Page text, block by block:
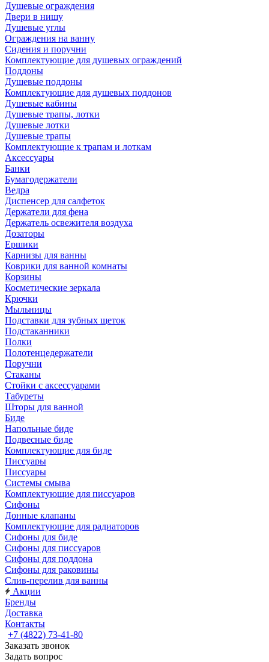
Душевые ограждения
Двери в нишу
Душевые углы
Ограждения на ванну
Сидения и поручни
Комплектующие для душевых ограждений
Поддоны
Душевые поддоны
Комплектующие для душевых поддонов
Душевые кабины
Душевые трапы, лотки
Душевые лотки
Душевые трапы
Комплектующие к трапам и лоткам
Аксессуары
Банки
Бумагодержатели
Ведра
Диспенсер для салфеток
Держатели для фена
Держатель освежителя воздуха
Дозаторы
Ершики
Карнизы для ванны
Коврики для ванной комнаты
Корзины
Косметические зеркала
Крючки
Мыльницы
Подставки для зубных щеток
Подстаканники
Полки
Полотенцедержатели
Поручни
Стаканы
Стойки с аксессуарами
Табуреты
Шторы для ванной
Биде
Напольные биде
Подвесные биде
Комплектующие для биде
Писсуары
Писсуары
Системы смыва
Комплектующие для писсуаров
Сифоны
Донные клапаны
Комплектующие для радиаторов
Сифоны для биде
Сифоны для писсуаров
Сифоны для поддона
Сифоны для раковины
Слив-перелив для ванны
Акции
Бренды
Доставка
Контакты
+7 (4822) 73-41-80
Заказать звонок
Задать вопрос